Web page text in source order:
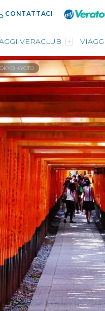
CONTATTACI
VERACLUB VIAGGI
KYOTO